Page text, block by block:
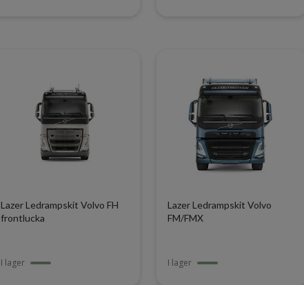
Lazer Ledrampskit Volvo FH
frontlucka
I lager
Lazer Ledrampskit Volvo
FM/FMX
I lager